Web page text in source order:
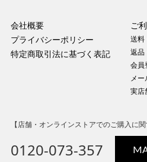
会社概要
プライバシーポリシー
特定商取引法に基づく表記
ご
送料
返品
会員
メ
実店
【店舗・オンラインストアでのご購入に
0120-073-357